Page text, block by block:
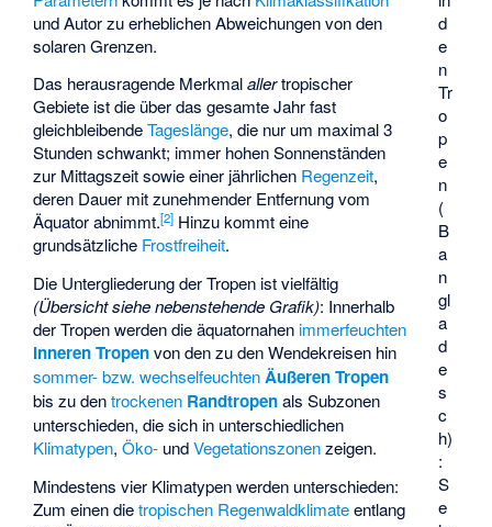
d
e
n
Tr
o
p
e
n
(
B
a
n
gl
a
d
e
s
c
h)
:
S
e
und Autor zu erheblichen Abweichungen von den
solaren Grenzen.
Das herausragende Merkmalallertropischer
Gebiete ist die über das gesamte Jahr fast
gleichbleibendeTageslänge, die nur um maximal 3
Stunden schwankt; immer hohen Sonnenständen
zur Mittagszeit sowie einer jährlichen Regenzeit,
deren Dauer mit zunehmender Entfernung vom
Äquator abnimmt.[2] Hinzu kommt eine
grundsätzliche Frostfreiheit.
Die Untergliederung der Tropen ist vielfältig
(Übersicht siehe nebenstehende Grafik): Innerhalb
der Tropen werden die äquatornahen immerfeuchten
Inneren Tropenvon den zu den Wendekreisen hin
sommer- bzw. wechselfeuchten Äußeren Tropen
bis zu dentrockenen Randtropenals Subzonen
unterschieden, die sich in unterschiedlichen
Klimatypen,Öko- undVegetationszonenzeigen.
Mindestens vier Klimatypen werden unterschieden:
Zum einen dietropischen Regenwaldklimateentlang